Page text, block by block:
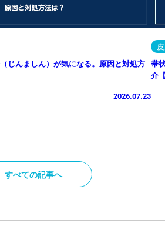
じんましん）が気になる。原因と対処方
2026.07.23
帯
介
すべての記事へ